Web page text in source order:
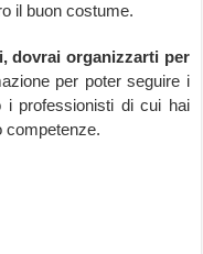
il buon costume.
dovrai organizzarti per
per poter seguire i
i professionisti di cui hai
competenze.